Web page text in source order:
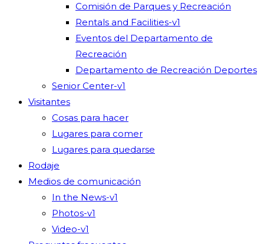
Comisión de Parques y Recreación
Rentals and Facilities-v1
Eventos del Departamento de
Recreación
Departamento de Recreación Deportes
Senior Center-v1
Visitantes
Cosas para hacer
Lugares para comer
Lugares para quedarse
Rodaje
Medios de comunicación
In the News-v1
Photos-v1
Video-v1